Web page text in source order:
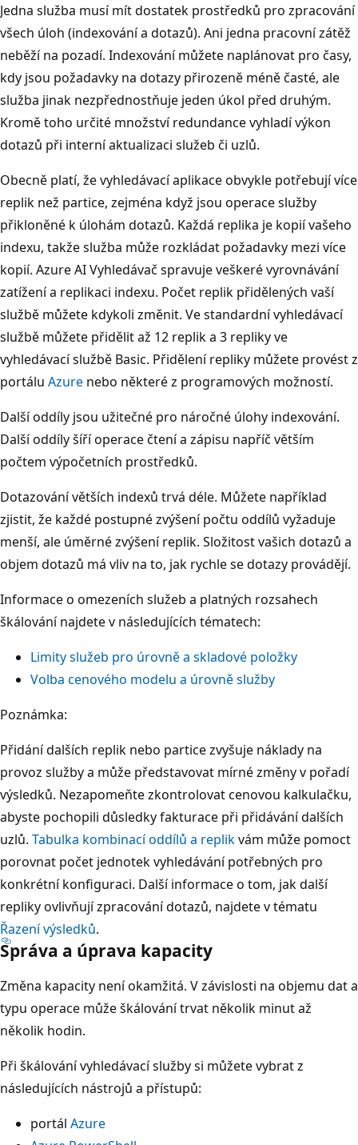
Jedna služba musí mít dostatek prostředků pro zpracování
všech úloh (indexování a dotazů). Ani jedna pracovní zátěž
neběží na pozadí. Indexování můžete naplánovat pro časy,
kdy jsou požadavky na dotazy přirozeně méně časté, ale
služba jinak nezpřednostňuje jeden úkol před druhým.
Kromě toho určité množství redundance vyhladí výkon
dotazů při interní aktualizaci služeb či uzlů.
Obecně platí, že vyhledávací aplikace obvykle potřebují více
replik než partice, zejména když jsou operace služby
přikloněné k úlohám dotazů. Každá replika je kopií vašeho
indexu, takže služba může rozkládat požadavky mezi více
kopií. Azure AI Vyhledávač spravuje veškeré vyrovnávání
zatížení a replikaci indexu. Počet replik přidělených vaší
službě můžete kdykoli změnit. Ve standardní vyhledávací
službě můžete přidělit až 12 replik a 3 repliky ve
vyhledávací službě Basic. Přidělení repliky můžete provést z
portálu Azure nebo některé z programových možností.
Další oddíly jsou užitečné pro náročné úlohy indexování.
Další oddíly šíří operace čtení a zápisu napříč větším
počtem výpočetních prostředků.
Dotazování větších indexů trvá déle. Můžete například
zjistit, že každé postupné zvýšení počtu oddílů vyžaduje
menší, ale úměrné zvýšení replik. Složitost vašich dotazů a
objem dotazů má vliv na to, jak rychle se dotazy provádějí.
Informace o omezeních služeb a platných rozsahech
škálování najdete v následujících tématech:
Limity služeb pro úrovně a skladové položky
Volba cenového modelu a úrovně služby
Poznámka:
Přidání dalších replik nebo partice zvyšuje náklady na
provoz služby a může představovat mírné změny v pořadí
výsledků. Nezapomeňte zkontrolovat cenovou kalkulačku,
abyste pochopili důsledky fakturace při přidávání dalších
uzlů. Tabulka kombinací oddílů a replikvám může pomoct
porovnat počet jednotek vyhledávání potřebných pro
konkrétní konfiguraci. Další informace o tom, jak další
repliky ovlivňují zpracování dotazů, najdete v tématu
Řazení výsledků.
Správa a úprava kapacity
Změna kapacity není okamžitá. V závislosti na objemu dat a
typu operace může škálování trvat několik minut až
několik hodin.
Při škálování vyhledávací služby si můžete vybrat z
následujících nástrojů a přístupů:
portál Azure